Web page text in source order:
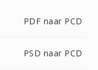
PDF naar PCD
PSD naar PCD